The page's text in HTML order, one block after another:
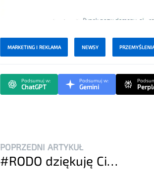
MARKETING I REKLAMA NEWSY
Podsumuj w:
ChatGPT
Podsumuj w:
Gemini
POPRZEDNI ARTYKUŁ
#RODO dziękuję Ci…